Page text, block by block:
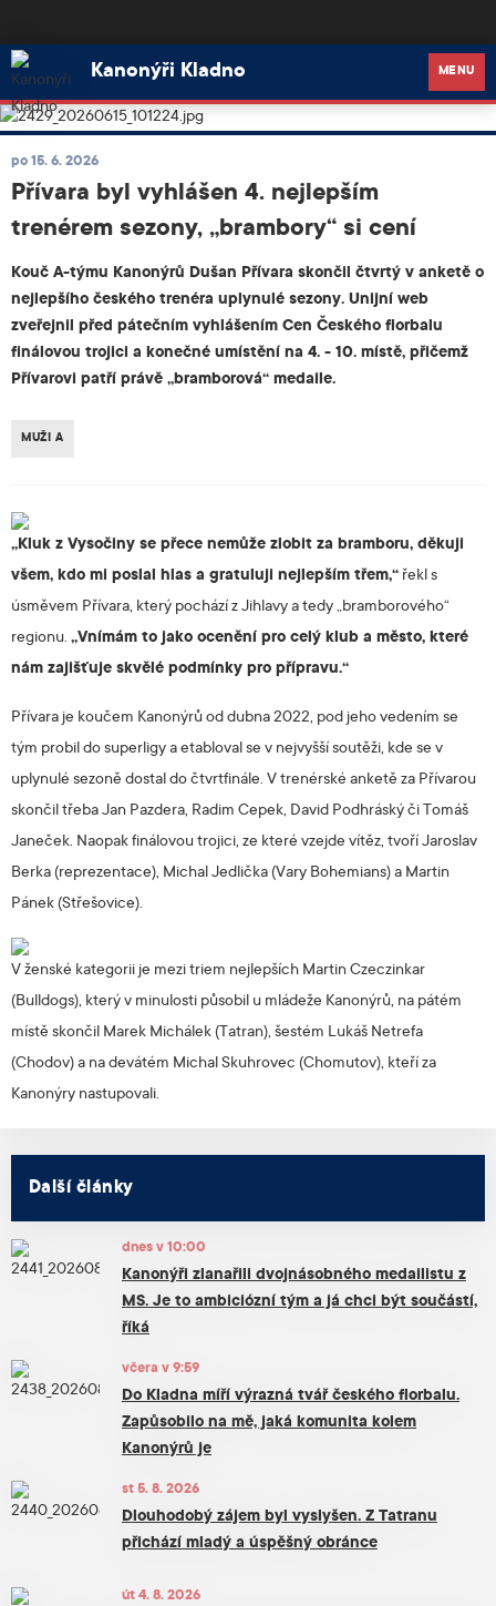
Kanonýři Kladno
Kanonýři Kladno MENU
Další články
dnes v 10:00
Kanonýři zlanařili dvojnásobného medailistu z
MS. Je to ambiciózní tým a já chci být součástí,
říká
včera v 9:59
Do Kladna míří výrazná tvář českého florbalu.
Zapůsobilo na mě, jaká komunita kolem
Kanonýrů je
st 5. 8. 2026
Dlouhodobý zájem byl vyslyšen. Z Tatranu
přichází mladý a úspěšný obránce
út 4. 8. 2026
po 15. 6. 2026
Přívara byl vyhlášen 4. nejlepším
trenérem sezony, „brambory“ si cení
Kouč A-týmu Kanonýrů Dušan Přívara skončil čtvrtý v anketě o
nejlepšího českého trenéra uplynulé sezony. Unijní web
zveřejnil před pátečním vyhlášením Cen Českého florbalu
finálovou trojici a konečné umístění na 4. - 10. místě, přičemž
Přívarovi patří právě „bramborová“ medaile.
MUŽI A
„Kluk z Vysočiny se přece nemůže zlobit za bramboru, děkuji
všem, kdo mi poslal hlas a gratuluji nejlepším třem,“ řekl s
úsměvem Přívara, který pochází z Jihlavy a tedy „bramborového“
regionu. „Vnímám to jako ocenění pro celý klub a město, které
nám zajišťuje skvělé podmínky pro přípravu.“
Přívara je koučem Kanonýrů od dubna 2022, pod jeho vedením se
tým probil do superligy a etabloval se v nejvyšší soutěži, kde se v
uplynulé sezoně dostal do čtvrtfinále. V trenérské anketě za Přívarou
skončil třeba Jan Pazdera, Radim Cepek, David Podhráský či Tomáš
Janeček. Naopak finálovou trojici, ze které vzejde vítěz, tvoří Jaroslav
Berka (reprezentace), Michal Jedlička (Vary Bohemians) a Martin
Pánek (Střešovice).
V ženské kategorii je mezi triem nejlepších Martin Czeczinkar
(Bulldogs), který v minulosti působil u mládeže Kanonýrů, na pátém
místě skončil Marek Michálek (Tatran), šestém Lukáš Netrefa
(Chodov) a na devátém Michal Skuhrovec (Chomutov), kteří za
Kanonýry nastupovali.